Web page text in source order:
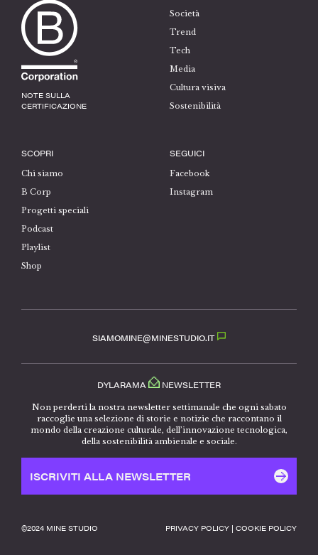
NOTE SULLA
CERTIFICAZIONE
Società
Trend
Tech
Media
Cultura visiva
Sostenibilità
SCOPRI
Chi siamo
B Corp
Progetti speciali
Podcast
Playlist
Shop
SEGUICI
Facebook
Instagram
SIAMOMINE@MINESTUDIO.IT
DYLARAMA NEWSLETTER
Non perderti la nostra newsletter settimanale che ogni sabato
raccoglie una selezione di storie e notizie che raccontano il
mondo della creazione culturale, dell’innovazione tecnologica,
della sostenibilità ambienale e sociale.
ISCRIVITI ALLA NEWSLETTER
©️2024 MINE STUDIO PRIVACY POLICY | COOKIE POLICY